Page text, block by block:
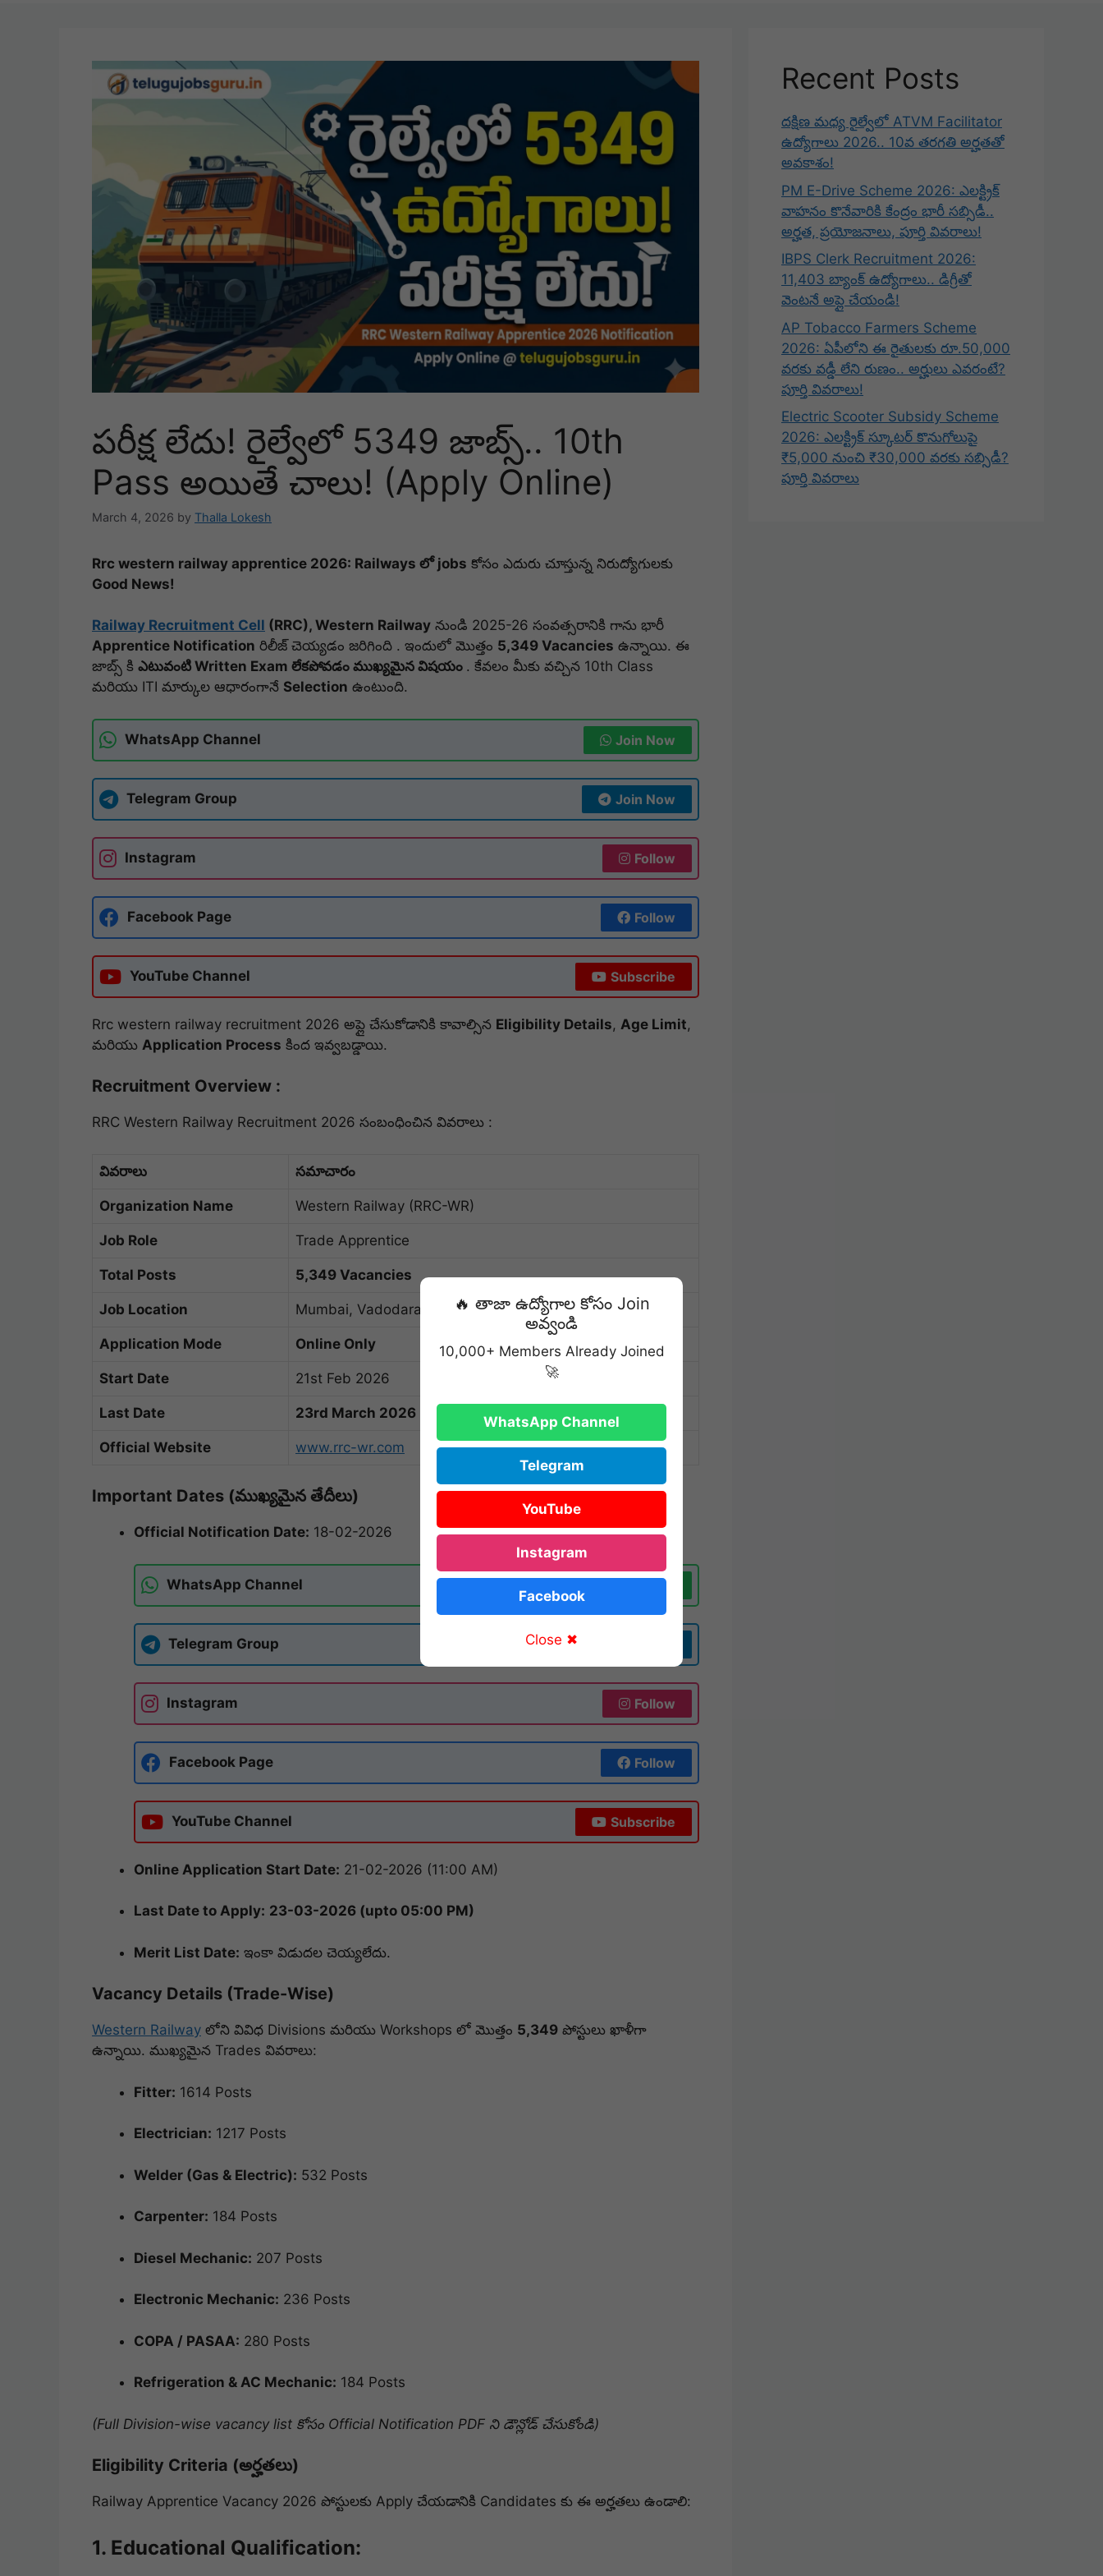
పరీక్ష లేదు! రైల్వేలో 5349 జాబ్స్.. 10th
Pass అయితే చాలు! (Apply Online)
March 4, 2026 by Thalla Lokesh
Rrc western railway apprentice 2026: Railways లో jobs కోసం ఎదురు చూస్తున్న నిరుద్యోగులకు
Good News!
Railway Recruitment Cell (RRC), Western Railway నుండి 2025-26 సంవత్సరానికి గాను భారీ
Apprentice Notification రిలీజ్ చెయ్యడం జరిగింది . ఇందులో మొత్తం 5,349 Vacancies ఉన్నాయి. ఈ
జాబ్స్ కి ఎటువంటి Written Exam లేకపోవడం ముఖ్యమైన విషయం . కేవలం మీకు వచ్చిన 10th Class
మరియు ITI మార్కుల ఆధారంగానే Selection ఉంటుంది.
WhatsApp Channel Join Now
Telegram Group Join Now
Instagram Follow
Facebook Page Follow
YouTube Channel Subscribe
Rrc western railway recruitment 2026 అప్లై చేసుకోడానికి కావాల్సిన Eligibility Details, Age Limit,
మరియు Application Process కింద ఇవ్వబడ్డాయి.
Recruitment Overview :
RRC Western Railway Recruitment 2026 సంబంధించిన వివరాలు :
వివరాలు సమాచారం
Organization Name Western Railway (RRC-WR)
Job Role Trade Apprentice
Total Posts 5,349 Vacancies
Job Location Mumbai, Vadodara, Ahmedabad, Rajkot etc.
Application Mode Online Only
Start Date 21st Feb 2026
Last Date 23rd March 2026
Official Website www.rrc-wr.com
Important Dates (ముఖ్యమైన తేదీలు)
Official Notification Date: 18-02-2026
WhatsApp Channel Join Now
Telegram Group
Instagram Follow
Facebook Page Follow
YouTube Channel Subscribe
Online Application Start Date: 21-02-2026 (11:00 AM)
Last Date to Apply: 23-03-2026 (upto 05:00 PM)
Merit List Date: ఇంకా విడుదల చెయ్యలేదు.
Vacancy Details (Trade-Wise)
Western Railway లోని వివిధ Divisions మరియు Workshops లో మొత్తం 5,349 పోస్టులు ఖాళీగా
ఉన్నాయి. ముఖ్యమైన Trades వివరాలు:
Fitter: 1614 Posts
Electrician: 1217 Posts
Welder (Gas & Electric): 532 Posts
Carpenter: 184 Posts
Diesel Mechanic: 207 Posts
Electronic Mechanic: 236 Posts
COPA / PASAA: 280 Posts
Refrigeration & AC Mechanic: 184 Posts
(Full Division-wise vacancy list కోసం Official Notification PDF ని డౌన్లోడ్ చేసుకోండి)
Eligibility Criteria (అర్హతలు)
Railway Apprentice Vacancy 2026 పోస్టులకు Apply చేయడానికి Candidates కు ఈ అర్హతలు ఉండాలి:
1. Educational Qualification:
Recent Posts
దక్షిణ మధ్య రైల్వేలో ATVM Facilitator
ఉద్యోగాలు 2026.. 10వ తరగతి అర్హతతో
అవకాశం!
PM E-Drive Scheme 2026: ఎలక్ట్రిక్
వాహనం కొనేవారికి కేంద్రం భారీ సబ్సిడీ..
అర్హత, ప్రయోజనాలు, పూర్తి వివరాలు!
IBPS Clerk Recruitment 2026:
11,403 బ్యాంక్ ఉద్యోగాలు.. డిగ్రీతో
వెంటనే అప్లై చేయండి!
AP Tobacco Farmers Scheme
2026: ఏపీలోని ఈ రైతులకు రూ.50,000
వరకు వడ్డీ లేని రుణం.. అర్హులు ఎవరంటే?
పూర్తి వివరాలు!
Electric Scooter Subsidy Scheme
2026: ఎలక్ట్రిక్ స్కూటర్ కొనుగోలుపై
₹5,000 నుంచి ₹30,000 వరకు సబ్సిడీ?
పూర్తి వివరాలు
🔥 తాజా ఉద్యోగాల కోసం Join
అవ్వండి
10,000+ Members Already Joined
🚀
WhatsApp Channel
Telegram
YouTube
Instagram
Facebook
Close ✖